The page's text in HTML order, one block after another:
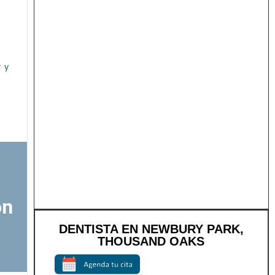
y
DENTISTA EN NEWBURY PARK,
THOUSAND OAKS